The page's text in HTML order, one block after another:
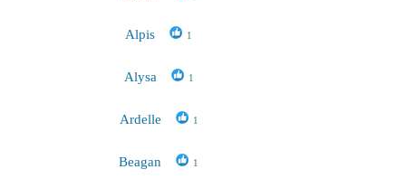
Alpis 1
Alysa 1
Ardelle 1
Beagan 1